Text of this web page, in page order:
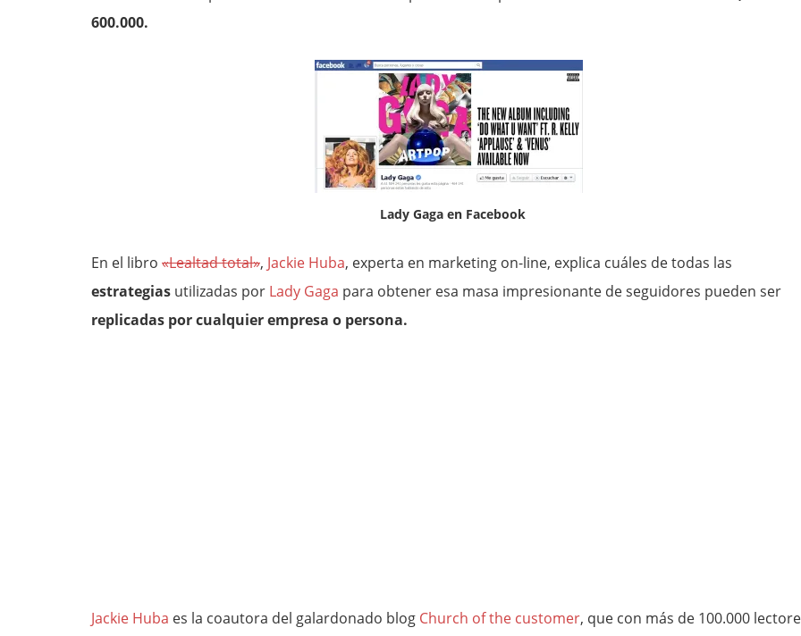
600.000.
Lady Gaga en Facebook
En el libro «Lealtad total», Jackie Huba, experta en marketing on-line, explica cuáles de todas las
estrategias utilizadas por Lady Gaga para obtener esa masa impresionante de seguidores pueden ser
replicadas por cualquier empresa o persona.
Jackie Huba es la coautora del galardonado blog Church of the customer, que con más de 100.000